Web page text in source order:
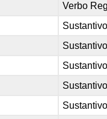
Verbo
Sustantivo
Sustantivo
Sustantivo
Sustantivo
Sustantivo